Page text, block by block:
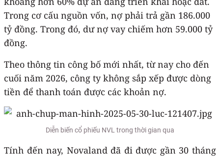
Trong cơ cấu nguồn vốn, nợ phải trả gần 186.000
tỷ đồng. Trong đó, dư nợ vay chiếm hơn 59.000 tỷ
đồng.
Theo thông tin công bố mới nhất, từ nay cho đến
cuối năm 2026, công ty không sắp xếp được dòng
tiền để thanh toán được các khoản nợ.
Diễn biến cổ phiếu NVL trong thời gian qua
Tính đến nay, Novaland đã đi được gần 30 tháng